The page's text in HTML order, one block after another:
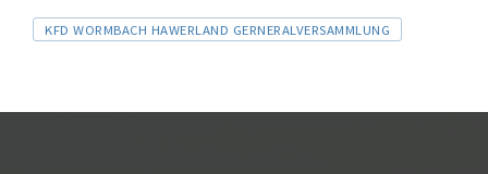
Tags
KFD WORMBACH HAWERLAND GERNERALVERSAMMLUNG